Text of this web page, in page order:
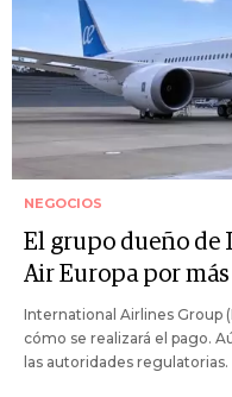
NEGOCIOS
El grupo dueño de
Air Europa por
International Airlines Group
cómo se realizará el pago.
las autoridades regulatorias.